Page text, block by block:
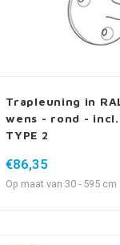
Trapleuning in
wens - rond -
TYPE 2
€86,35
Op maat van 30 - 595 cm